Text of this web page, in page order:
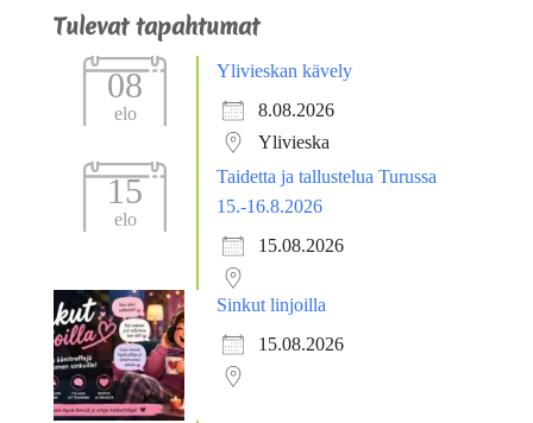
Tulevat tapahtumat
08
elo
Ylivieskan kävely
8.08.2026
Ylivieska
15
elo
Taidetta ja tallustelua Turussa
15.-16.8.2026
15.08.2026
Sinkut linjoilla
15.08.2026